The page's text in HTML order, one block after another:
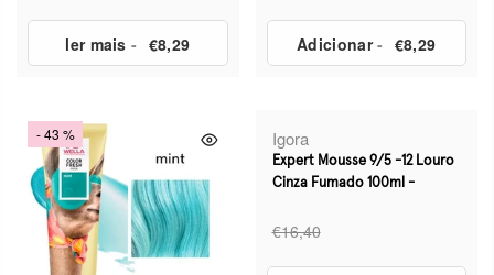
ler mais - €8,29 Adicionar- €8,29
- 43 % Igora
Expert Mousse 9/5 -12 Louro
Cinza Fumado 100ml -
€16,40